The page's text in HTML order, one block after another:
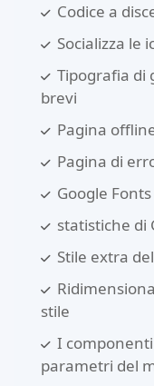
Codice a
Socializza le
Tipografia di
brevi
Pagina
Pagina di
Google Fonts
statistiche di
Stile extra
stile
I
parametri del